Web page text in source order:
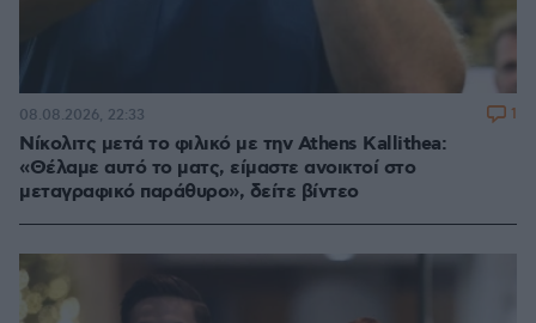
Νίκολιτς μετά το φιλικό με την Athens Kallithea:
«Θέλαμε αυτό το ματς, είμαστε ανοικτοί στο
μεταγραφικό παράθυρο», δείτε βίντεο
08.08.2026, 22:33 1